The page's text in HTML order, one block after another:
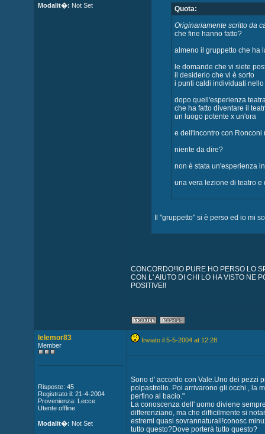
Modalit�: Not Set
Quota:
Originariamente scritto da
che fine hanno fatto?
almeno il gruppetto che ha
le domande che vi siete
il desiderio che vi è sorto
i punti caldi individuati
dopo quell'esperienza
che ha fatto diventare il
un luogo potente x un'ora
e dell'incontro con
niente da dire?
non è stata un'esperienza
una vera lezione di teatro e
Il "gruppetto" si è perso ed io mi
CONCORDO!!IO PURE HO PERSO LO
CON L' AIUTO DI CHI LO HA VISTO NE
POSITIVE!!
lelemor83
Member
Risposte: 45
Registrato il: 21-4-2004
Provenienza: Lecce
Utente offline
Modalit�: Not Set
Inviato il 5-5-2004 at 12:28
Sono d' accordo con Vale.Uno dei pezzi
polpastrello. Poi arrivarono gli occhi , la
perfino al bacio."
La conoscenza dell' uomo diviene
differenziano, ma che difficilmente si
estremi quasi sovrannaturali!conosc
tutto questo?Dove porterà tutto questo?